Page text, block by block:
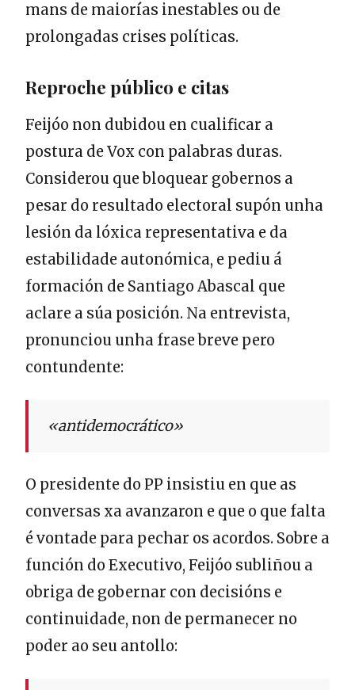
mans de maiorías inestables ou de
prolongadas crises políticas.
Reproche público e citas
Feijóo non dubidou en cualificar a
postura de Vox con palabras duras.
Considerou que bloquear gobernos a
pesar do resultado electoral supón unha
lesión da lóxica representativa e da
estabilidade autonómica, e pediu á
formación de Santiago Abascal que
aclare a súa posición. Na entrevista,
pronunciou unha frase breve pero
contundente:
«antidemocrático»
O presidente do PP insistiu en que as
conversas xa avanzaron e que o que falta
é vontade para pechar os acordos. Sobre a
función do Executivo, Feijóo subliñou a
obriga de gobernar con decisións e
continuidade, non de permanecer no
poder ao seu antollo: